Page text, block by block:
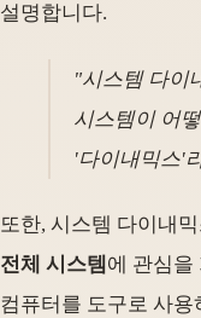
설명합니다.
"시스템 다이
시스템이 어
'다이내믹스'
또한, 시스템 다이내
전체 시스템 에 관심을
컴퓨터를 도구로 사